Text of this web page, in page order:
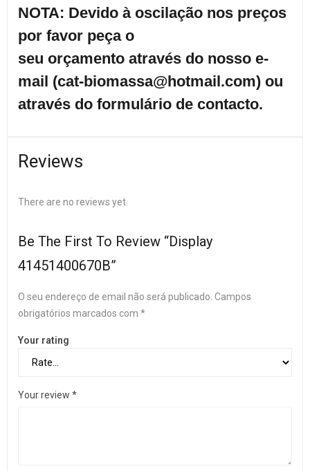
NOTA: Devido à oscilação nos preços
por favor peça o
seu orçamento através do nosso e-
mail (cat-biomassa@hotmail.com) ou
através do formulário de contacto.
Reviews
There are no reviews yet.
Be The First To Review “Display
41451400670B”
O seu endereço de email não será publicado. Campos
obrigatórios marcados com *
Your rating
Your review *